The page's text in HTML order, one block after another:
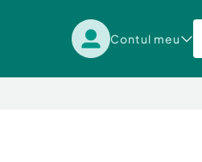
Contul meu